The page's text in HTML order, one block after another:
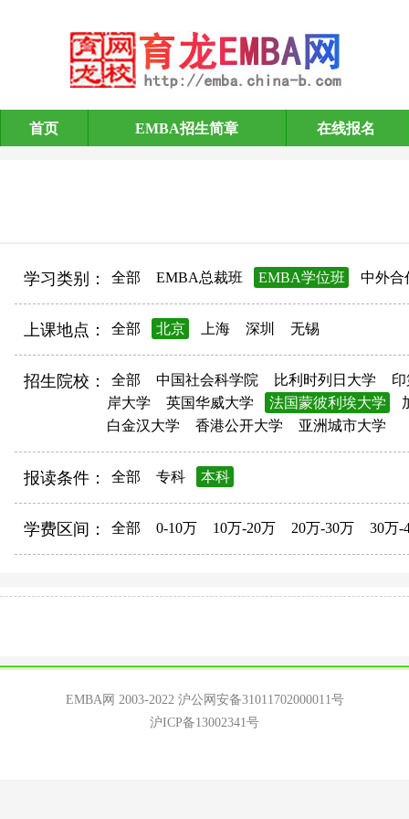
EMBA招生简章
首页 EMBA招生简章 在线报名
学习类别： 全部 EMBA总裁班 EMBA学位班 中外合
上课地点： 全部 北京 上海 深圳 无锡
招生院校： 全部 中国社会科学院 比利时列日大学
岸大学
英国华威大学 法国蒙彼利埃大学
白金汉大学
香港公开大学 亚洲城市大学
报读条件： 全部 专科 本科
学费区间： 全部 0-10万 10万-20万 20万-30万 30万-
EMBA网 2003-2022 沪公网安备31011702000011号
沪ICP备13002341号